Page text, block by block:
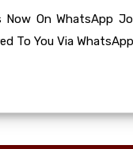
Now On WhatsApp
To You Via WhatsApp